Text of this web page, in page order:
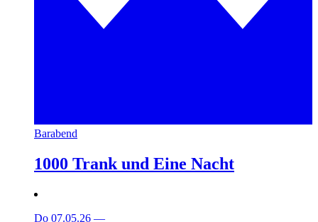
Barabend
1000 Trank und Eine Nacht
Do 07.05.26 —